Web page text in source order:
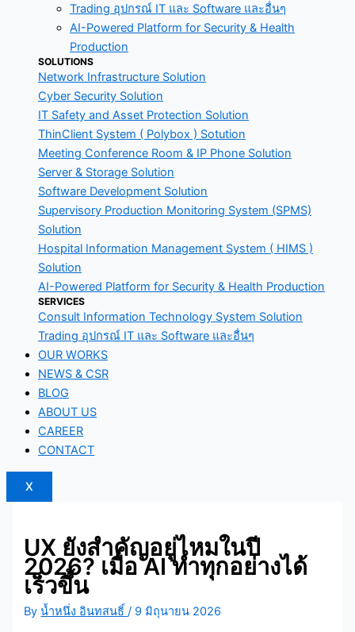
Trading อุปกรณ์ IT และ Software และอื่นๆ
AI-Powered Platform for Security & Health
Production
SOLUTIONS
Network Infrastructure Solution
Cyber Security Solution
IT Safety and Asset Protection Solution
ThinClient System ( Polybox ) Sotution
Meeting Conference Room & IP Phone Solution
Server & Storage Solution
Software Development Solution
Supervisory Production Monitoring System (SPMS)
Solution
Hospital Information Management System ( HIMS )
Solution
AI-Powered Platform for Security & Health Production
SERVICES
Consult Information Technology System Solution
Trading อุปกรณ์ IT และ Software และอื่นๆ
OUR WORKS
NEWS & CSR
BLOG
ABOUT US
CAREER
CONTACT
X
UX ยังสำคัญอยู่ไหมในปี
2026? เมื่อ AI ทำทุกอย่างได้
เร็วขึ้น
Byน้ำหนึ่ง อินทสนธิ์/ 9 มิถุนายน 2026